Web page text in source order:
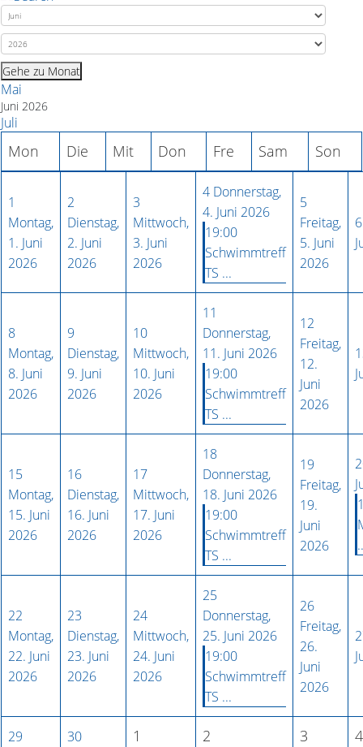
Gehe zu Monat
Mai
Juni 2026
Juli
Mon Die Mit Don Fre Sam Son
1
Montag,
1. Juni
2026
2
Dienstag,
2. Juni
2026
3
Mittwoch,
3. Juni
2026
4 Donnerstag,
4. Juni 2026
19:00
Schwimmtreff
TS ...
5
Freitag,
5. Juni
2026
6
8
Montag,
8. Juni
2026
9
Dienstag,
9. Juni
2026
10
Mittwoch,
10. Juni
2026
11
Donnerstag,
11. Juni 2026
19:00
Schwimmtreff
TS ...
12
Freitag,
12.
Juni
2026
15
Montag,
15. Juni
2026
16
Dienstag,
16. Juni
2026
17
Mittwoch,
17. Juni
2026
18
Donnerstag,
18. Juni 2026
19:00
Schwimmtreff
TS ...
19
Freitag,
19.
Juni
2026
22
Montag,
22. Juni
2026
23
Dienstag,
23. Juni
2026
24
Mittwoch,
24. Juni
2026
25
Donnerstag,
25. Juni 2026
19:00
Schwimmtreff
TS ...
26
Freitag,
26.
Juni
2026
29
30
1 2 3 4